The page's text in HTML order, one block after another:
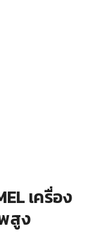
เครื่อง
สูง